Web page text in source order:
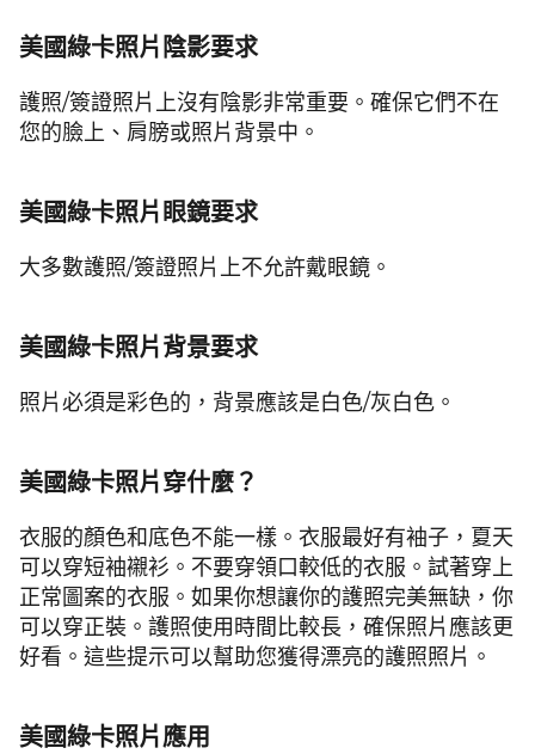
美國綠卡照片陰影要求
護照/簽證照片上沒有陰影非常重要。確保它們不在
您的臉上、肩膀或照片背景中。
美國綠卡照片眼鏡要求
大多數護照/簽證照片上不允許戴眼鏡。
美國綠卡照片背景要求
照片必須是彩色的，背景應該是白色/灰白色。
美國綠卡照片穿什麼？
衣服的顏色和底色不能一樣。衣服最好有袖子，夏天
可以穿短袖襯衫。不要穿領口較低的衣服。試著穿上
正常圖案的衣服。如果你想讓你的護照完美無缺，你
可以穿正裝。護照使用時間比較長，確保照片應該更
好看。這些提示可以幫助您獲得漂亮的護照照片。
美國綠卡照片應用